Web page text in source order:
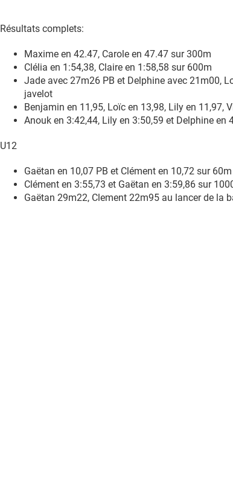
Résultats complets:
Maxime en 42.47, Carole en 47.47 sur 300m
Clélia en 1:54,38, Claire en 1:58,58 sur 600m
Jade avec 27m26 PB et Delphine avec 21m00,
javelot
Benjamin en 11,95, Loïc en 13,98, Lily en 11,97,
Anouk en 3:42,44, Lily en 3:50,59 et Delphine en
U12
Gaëtan en 10,07 PB et Clément en 10,72 sur 60m
Clément en 3:55,73 et Gaëtan en 3:59,86 sur
Gaëtan 29m22, Clement 22m95 au lancer de la